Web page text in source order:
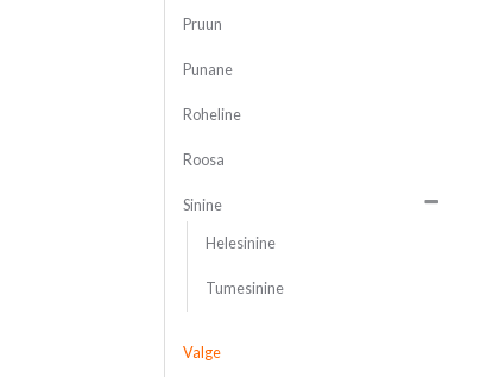
Pruun
Punane
Roheline
Roosa
Sinine
Helesinine
Tumesinine
Valge